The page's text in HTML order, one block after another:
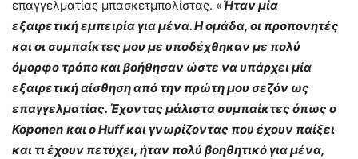
επαγγελματίας μπασκετμπολίστας. «Ήταν μία
εξαιρετική εμπειρία για μένα. Η ομάδα, οι προπονητές
και οι συμπαίκτες μου με υποδέχθηκαν με πολύ
όμορφο τρόπο και βοήθησαν ώστε να υπάρχει μία
εξαιρετική αίσθηση από την πρώτη μου σεζόν ως
επαγγελματίας. Έχοντας μάλιστα συμπαίκτες όπως ο
Koponen και οHuffκαι γνωρίζοντας που έχουν παίξει
και τι έχουν πετύχει, ήταν πολύ βοηθητικό για μένα,